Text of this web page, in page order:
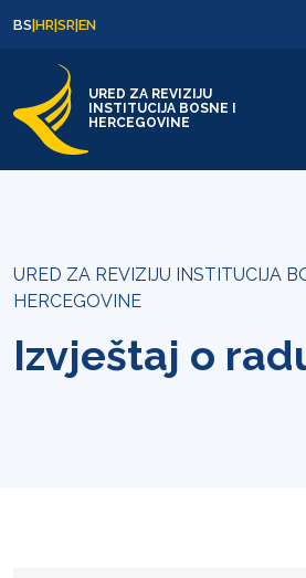
BS|HR|SR|EN
URED ZA REVIZIJU
INSTITUCIJA BOSNE I
HERCEGOVINE
URED ZA REVIZIJU INSTITUCIJA
HERCEGOVINE
Izvještaj o